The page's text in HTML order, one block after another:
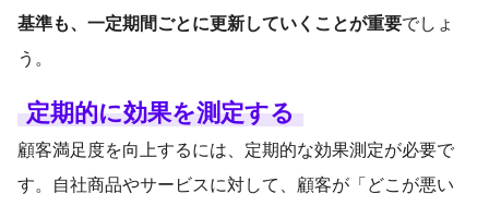
基準も、一定期間ごとに更新していくことが重要でしょ
う。
定期的に効果を測定する
顧客満足度を向上するには、定期的な効果測定が必要で
す。自社商品やサービスに対して、顧客が「どこが悪い